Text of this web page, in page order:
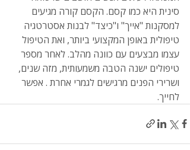
סינית היא כמו קסם. הקסם קורה מגיעים
למסקנות "אייך" ו"כיצד" לבנות אסטרטגיה
טיפולית באופן המקצועי ביותר, ואת הטיפול
עצמו מבצעים עם כוונה מהלב. לאחר מספר
טיפולים ישנה הטבה משמעותית, מזה שנים,
ושרירי הפנים מרגישים לגמרי אחרת . אפשר
לחייך.